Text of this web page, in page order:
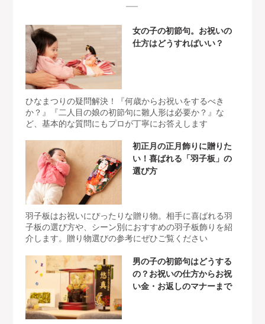
女の子の初節句。お祝いの
仕方はどうすればいい？
ひなまつりの疑問解決！『何歳からお祝いをするべき
か？』『二人目の娘の初節句に雛人形は必要か？』な
ど、基本的な質問にもプロが丁寧にお答えします
初正月の正月飾りに贈りた
い！喜ばれる「羽子板」の
選び方
羽子板はお祝いにぴったりな贈り物。相手に喜ばれる羽
子板の選び方や、シーン別におすすめの羽子板飾りを紹
介します。贈り物選びの参考にぜひご覧ください
男の子の初節句はどうする
の？お祝いの仕方からお祝
い金・お返しのマナーまで